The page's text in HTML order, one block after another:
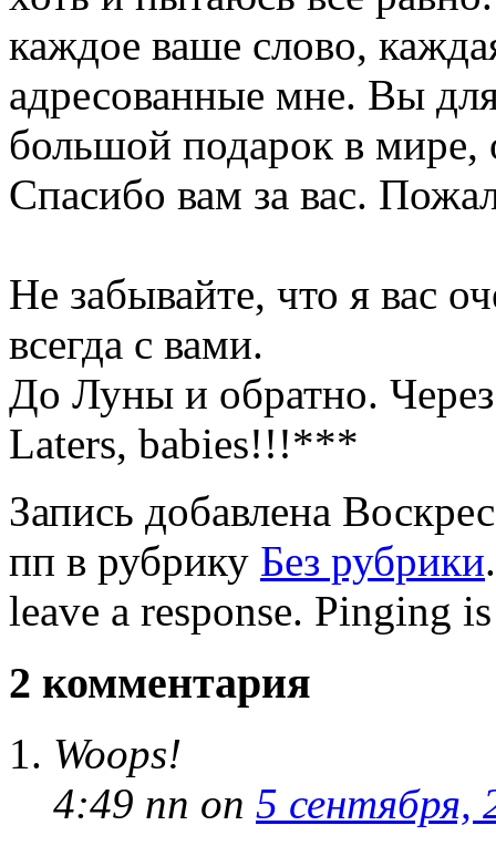
каждое ваше слово,
адресованные мне. Вы
большой подарок в мире,
Спасибо вам за вас.
Не забывайте, что я вас
всегда с вами.
До Луны и обратно.
Laters, babies!!!***
Запись добавлена
пп в рубрику Без рубрики
leave a response. Pinging
2 комментария
Woops!
4:49 пп on 5 сентября,